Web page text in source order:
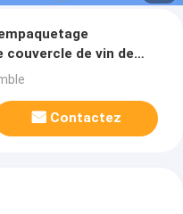
de vin de
Contactez